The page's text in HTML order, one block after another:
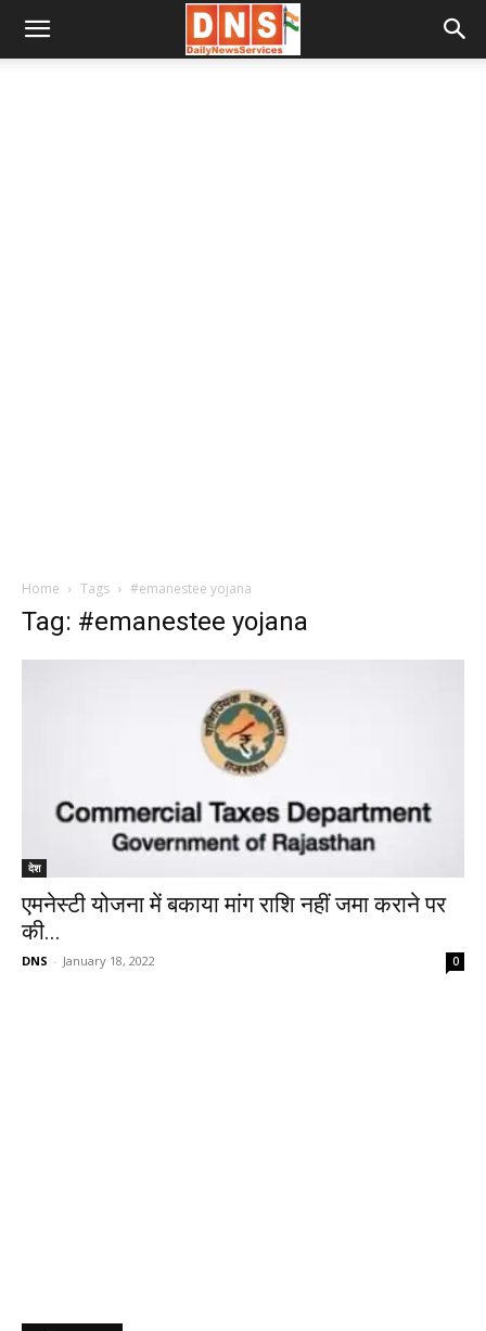
Home Tags #emanestee yojana
Tag: #emanestee yojana
देश
एमनेस्टी योजना में बकाया मांग राशि नहीं जमा कराने पर
की...
DNS - January 18, 2022 0